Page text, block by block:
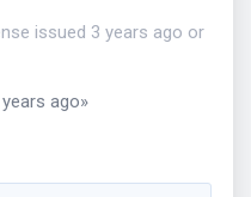
issued 3 years ago or
ago»